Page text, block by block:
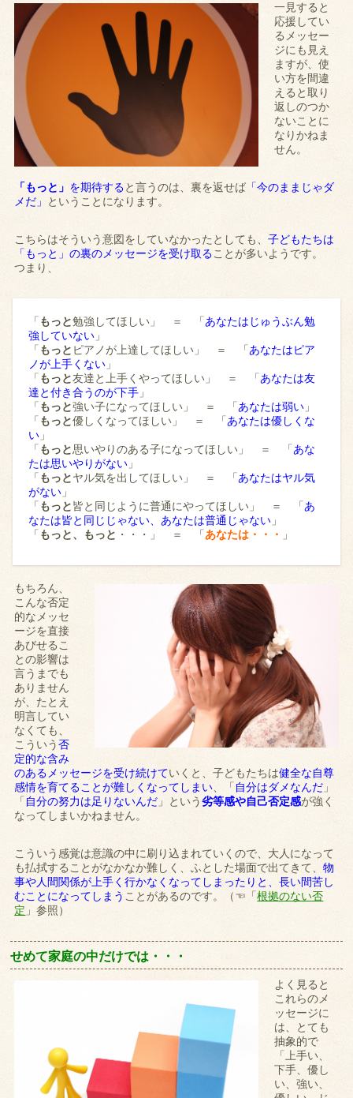
一見すると
応援してい
るメッセー
ジにも見え
ますが、使
い方を間違
えると取り
返しのつか
ないことに
なりかねま
せん。
「もっと」 を期待すると言うのは、裏を返せば 「今のままじゃダ
メだ」 ということになります。
こちらはそういう意図をしていなかったとしても、子どもたちは
「もっと」の裏のメッセージを受け取ることが多いようです。
つまり、
「 もっと勉強してほしい」 ＝ 「あなたはじゅうぶん勉
強していない 」
「 もっと ピアノが上達してほしい」 ＝ 「あなたはピア
ノが上手くない 」
「 もっと友達と上手くやってほしい」 ＝ 「あなたは友
達と付き合うのが下手 」
「 もっと強い子になってほしい」 ＝ 「あなたは弱い 」
「 もっと優しくなってほしい」 ＝ 「あなたは優しくな
い 」
「 もっと思いやりのある子になってほしい」 ＝ 「あな
たは思いやりがない 」
「 もっとヤル気を出してほしい」 ＝ 「あなたはヤル気
がない 」
「 もっと皆と同じように普通にやってほしい」 ＝ 「あ
なたは皆と同じじゃない、あなたは普通じゃない 」
「 もっと、もっと ・・・」 ＝ 「あなたは・・・ 」
もちろん、
こんな否定
的なメッセ
ージを直接
あびせるこ
との影響は
言うまでも
ありません
が、たとえ
明言してい
なくても、
こういう否
定的な含み
のあるメッセージを受け続けていくと、子どもたちは健全な自尊
感情を育てることが難しくなってしまい、「 自分はダメなんだ 」
「 自分の努力は足りないんだ 」という劣等感や自己否定感が強く
なってしまいかねません。
こういう感覚は意識の中に刷り込まれていくので、大人になって
も払拭することがなかなか難しく、ふとした場面で出てきて、物
事や人間関係が上手く行かなくなってしまったりと、長い間苦し
むことになってしまう ことがあるのです。（☜「根拠のない否
定 」参照）
せめて家庭の中だけでは・・・
よく見ると
これらのメ
ッセージに
は、とても
抽象的で
「上手い、
下手、優し
い、強い、